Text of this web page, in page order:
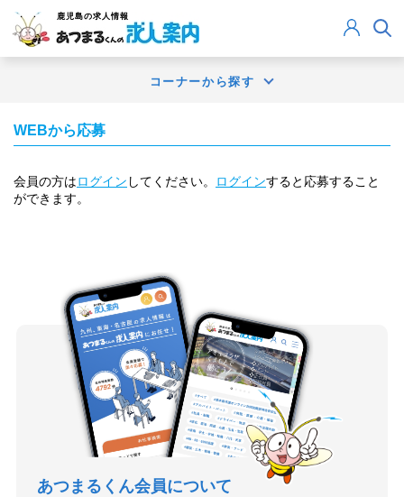
鹿児島の求人情報
コーナーから探す
WEBから応募
会員の方はログイン してください。 ログインすると応募すること
ができます。
あつまるくん会員について